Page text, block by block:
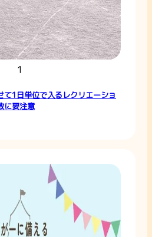
1
て1日単位で入るレクリエーショ
に要注意